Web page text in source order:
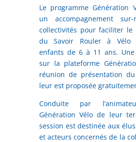
Le programme Génération
un accompagnement
collectivités pour faciliter le
du Savoir Rouler à Vélo
enfants de 6 à 11 ans.
sur la plateforme
réunion de présentation
leur est proposée
Conduite par
Génération Vélo de leur
session est destinée aux
et acteurs concernés de la